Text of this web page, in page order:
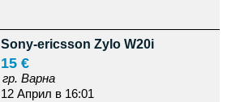
Sony-ericsson Zylo W20i
15 €
гр. Варна
12 Април в 16:01